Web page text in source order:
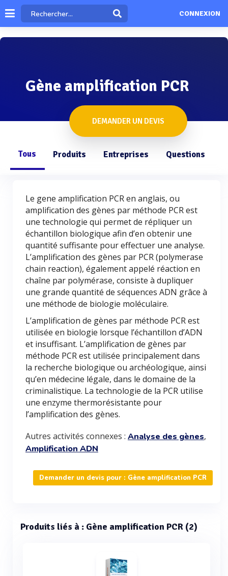
CONNEXION
Gène amplification PCR
DEMANDER UN DEVIS
Tous Produits Entreprises Questions
Le gene amplification PCR en anglais, ou
amplification des gènes par méthode PCR est
une technologie qui permet de répliquer un
échantillon biologique afin d’en obtenir une
quantité suffisante pour effectuer une analyse.
L’amplification des gènes par PCR (polymerase
chain reaction), également appelé réaction en
chaîne par polymérase, consiste à dupliquer
une grande quantité de séquences ADN grâce à
une méthode de biologie moléculaire.
L’amplification de gènes par méthode PCR est
utilisée en biologie lorsque l’échantillon d’ADN
et insuffisant. L’amplification de gènes par
méthode PCR est utilisée principalement dans
la recherche biologique ou archéologique, ainsi
qu’en médecine légale, dans le domaine de la
criminalistique. La technologie de la PCR utilise
une enzyme thermorésistante pour
l’amplification des gènes.
Autres activités connexes : Analyse des gènes,
Amplification ADN
Demander un devis pour : Gène amplification PCR
Produits liés à : Gène amplification PCR (2)